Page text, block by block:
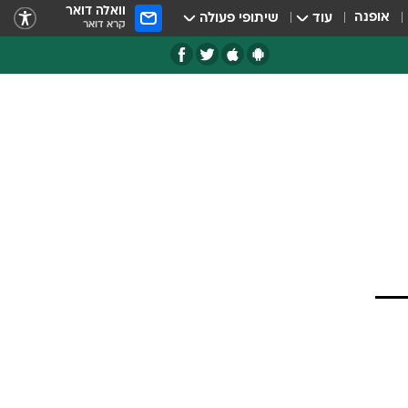
אופנה עוד שיתופי פעולה וואלה דואר
קרא דואר